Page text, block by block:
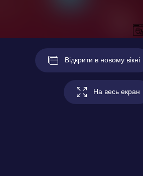
Відкрити в новому вікні
На весь екран